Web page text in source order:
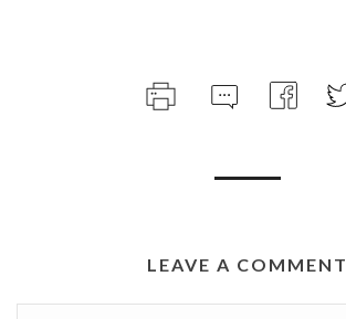
LEAVE A COMMENT